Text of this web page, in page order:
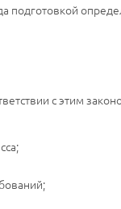
подготовкой
с этим